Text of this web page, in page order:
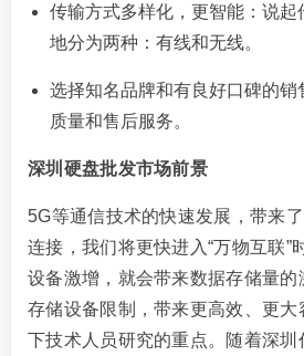
传输方式多样化，更智能：说起
地分为两种：有线和无线。
选择知名品牌和有良好口碑的销
质量和售后服务。
深圳硬盘批发市场前景
5G等通信技术的快速发展，带来
连接，我们将更快进入“万物互联”
设备激增，就会带来数据存储量
存储设备限制，带来更高效、更大
下技术人员研究的重点。随着深圳